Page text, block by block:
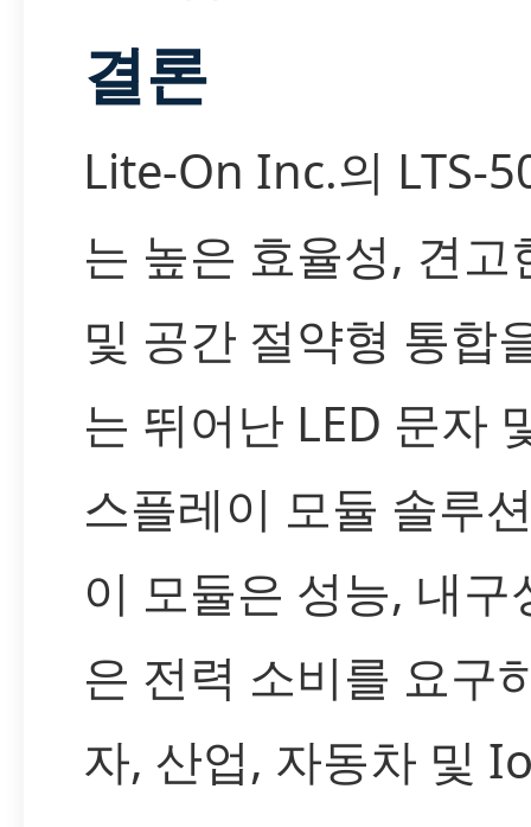
결론
Lite-On Inc.의 LTS-
는 높은 효율성, 견고
및 공간 절약형 통합
는 뛰어난 LED 문자
스플레이 모듈 솔루
이 모듈은 성능, 내구
은 전력 소비를 요구
자, 산업, 자동차 및